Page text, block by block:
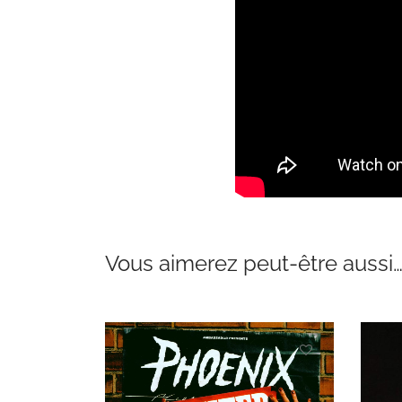
Vous aimerez peut-être aussi…